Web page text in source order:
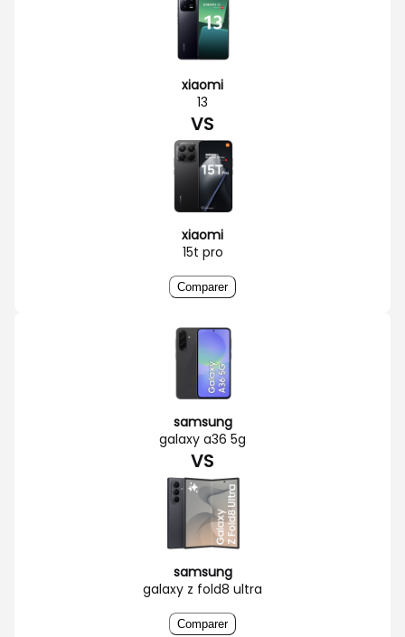
xiaomi
13
VS
xiaomi
15t pro
Comparer
samsung
galaxy a36 5g
VS
samsung
galaxy z fold8 ultra
Comparer